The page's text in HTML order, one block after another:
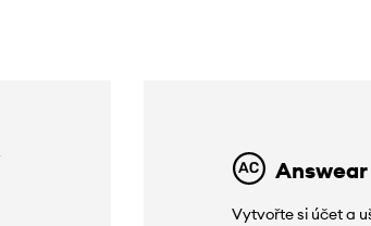
Vytvořte si účet a